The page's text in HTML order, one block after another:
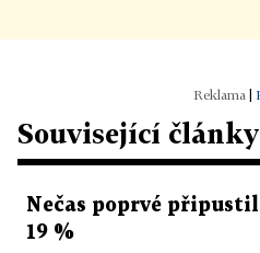
Související články
Nečas poprvé
19 %